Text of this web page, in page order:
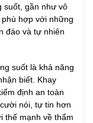
suốt, gần như vô
hợp với những
đáo và tự nhiên
suốt là khả năng
biết. Khay
định an toàn
nói, tự tin hơn
thế mạnh về thẩm